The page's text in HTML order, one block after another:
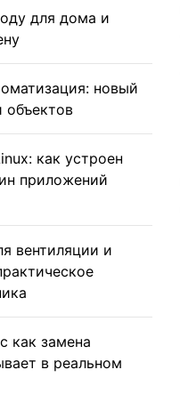
для дома и
новый
объектов
как устроен
приложений
вентиляции и
как замена
в реальном